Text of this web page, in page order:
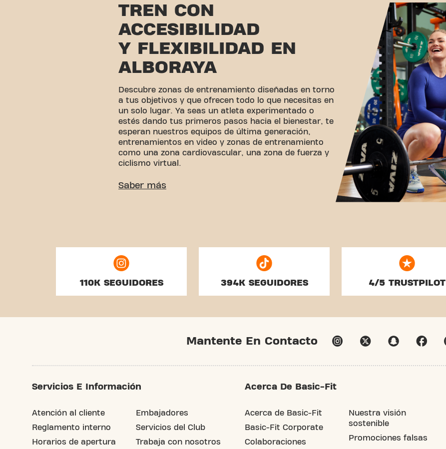
TREN CON
ACCESIBILIDAD
Y FLEXIBILIDAD EN
ALBORAYA
Descubre zonas de entrenamiento diseñadas en torno
a tus objetivos y que ofrecen todo lo que necesitas en
un solo lugar. Ya seas un atleta experimentado o
estés dando tus primeros pasos hacia el bienestar, te
esperan nuestros equipos de última generación,
entrenamientos en video y zonas de entrenamiento
como una zona cardiovascular, una zona de fuerza y ​​
ciclismo virtual.
110K SEGUIDORES 394K SEGUIDORES 4/5 TRUSTPILOT
Mantente En Contacto
Servicios E Información
Atención al cliente
Reglamento interno
Horarios de apertura
Embajadores
Servicios del Club
Trabaja con nosotros
Acerca De Basic-Fit
Acerca de Basic-Fit
Basic-Fit Corporate
Colaboraciones
Nuestra visión
sostenible
Promociones falsas